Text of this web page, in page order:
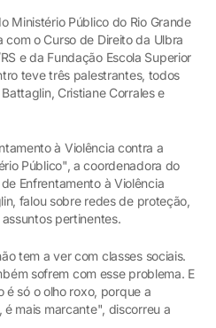
Ministério Público do Rio Grande
o Curso de Direito da Ulbra
e da Fundação Escola Superior
teve três palestrantes, todos
Cristiane Corrales e
à Violência contra a
Público", a coordenadora do
Enfrentamento à Violência
falou sobre redes de proteção,
pertinentes.
tem a ver com classes sociais.
sofrem com esse problema. E
é só o olho roxo, porque a
mais marcante", discorreu a